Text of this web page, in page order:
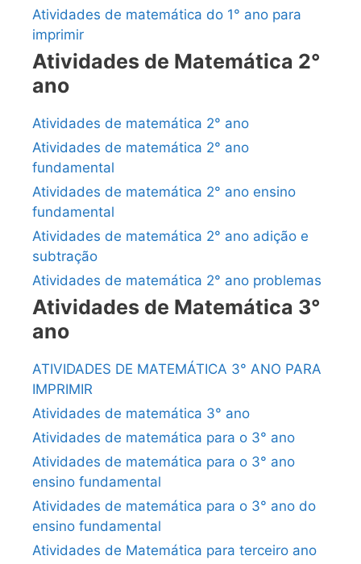
Atividades de matemática do 1° ano para
imprimir
Atividades de Matemática 2°
ano
Atividades de matemática 2° ano
Atividades de matemática 2° ano
fundamental
Atividades de matemática 2° ano ensino
fundamental
Atividades de matemática 2° ano adição e
subtração
Atividades de matemática 2° ano problemas
Atividades de Matemática 3°
ano
ATIVIDADES DE MATEMÁTICA 3° ANO PARA
IMPRIMIR
Atividades de matemática 3° ano
Atividades de matemática para o 3° ano
Atividades de matemática para o 3° ano
ensino fundamental
Atividades de matemática para o 3° ano do
ensino fundamental
Atividades de Matemática para terceiro ano